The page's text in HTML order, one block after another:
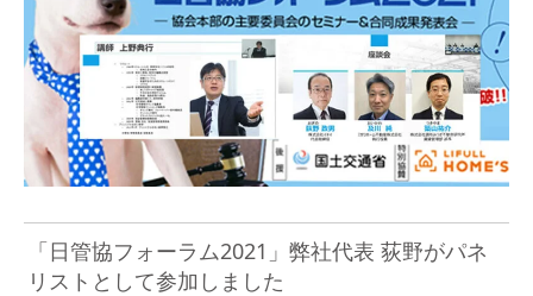
「日管協フォーラム2021」弊社代表 荻野がパネ
リストとして参加しました